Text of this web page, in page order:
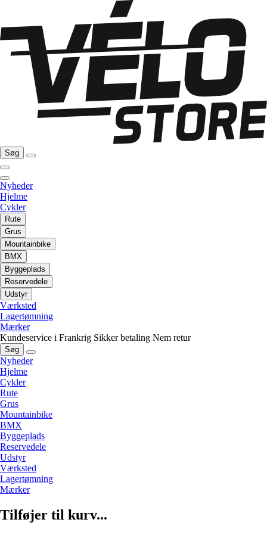
Søg
Nyheder
Hjelme
Cykler
Rute
Grus
Mountainbike
BMX
Byggeplads
Reservedele
Udstyr
Værksted
Lagertømning
Mærker
Kundeservice i Frankrig Sikker betaling Nem retur
Søg
Nyheder
Hjelme
Cykler
Rute
Grus
Mountainbike
BMX
Byggeplads
Reservedele
Udstyr
Værksted
Lagertømning
Mærker
Tilføjer til kurv...